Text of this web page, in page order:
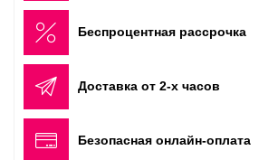
Беспроцентная рассрочка
Доставка от 2-х часов
Безопасная онлайн-оплата